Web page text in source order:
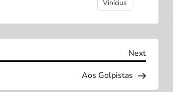
Vinícius
Next
Next
Aos Golpistas